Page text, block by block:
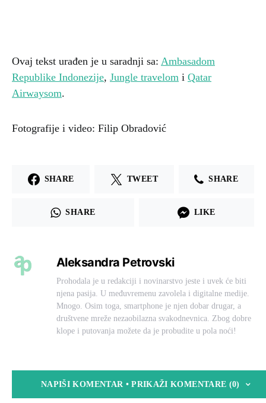
Ovaj tekst urađen je u saradnji sa: Ambasadom
Republike Indonezije, Jungle travelom i Qatar
Airwaysom.
Fotografije i video: Filip Obradović
SHARE TWEET SHARE
SHARE LIKE
Aleksandra Petrovski
Prohodala je u redakciji i novinarstvo jeste i uvek će biti
njena pasija. U međuvremenu zavolela i digitalne medije.
Mnogo. Osim toga, smartphone je njen dobar drugar, a
društvene mreže nezaobilazna svakodnevnica. Zbog dobre
klope i putovanja možete da je probudite u pola noći!
NAPIŠI KOMENTAR • PRIKAŽI KOMENTARE (0)